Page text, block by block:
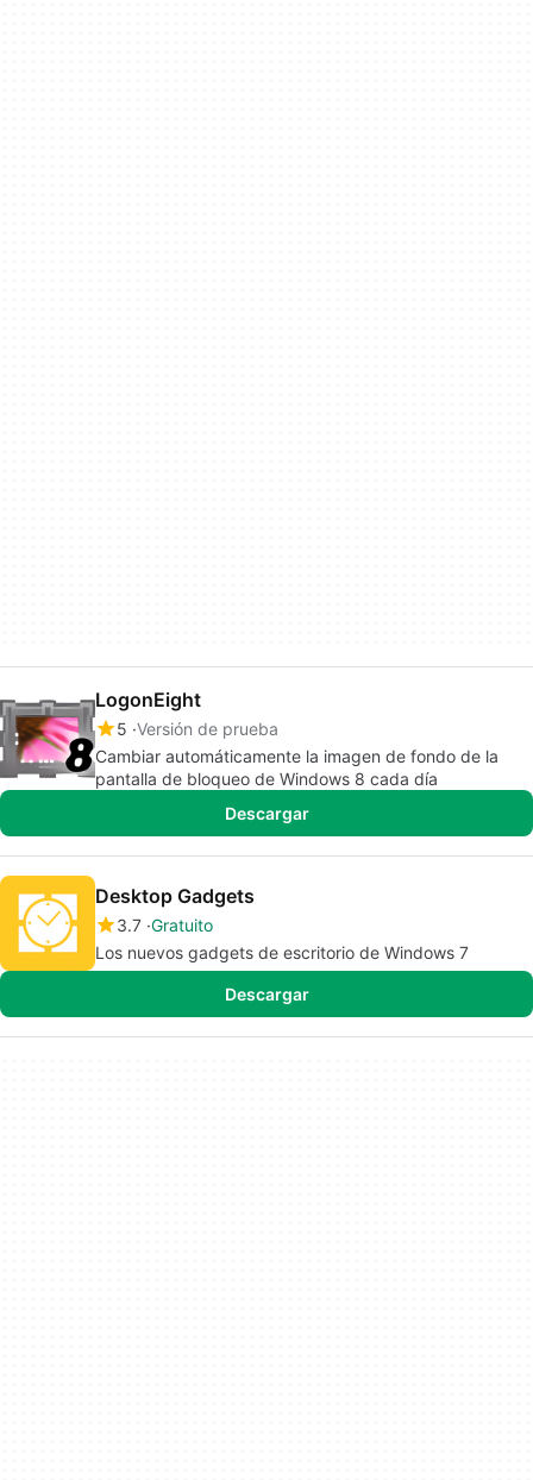
LogonEight
5 Versión de prueba
Cambiar automáticamente la imagen de fondo de la
pantalla de bloqueo de Windows 8 cada día
Descargar
Desktop Gadgets
3.7 Gratuito
Los nuevos gadgets de escritorio de Windows 7
Descargar